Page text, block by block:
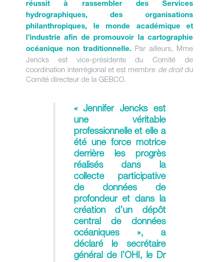
réussit à
rassembler des Services
hydrographiques, des organisations
philanthropiques, le monde académique et
l’industrie afin de promouvoir la cartographie
océanique non traditionnelle. Par ailleurs, Mme
Jencks est vice-présidente du Comité de
coordination interrégional et est membre de droitdu
Comité directeur de la GEBCO.
« Jennifer Jencks est
une véritable
professionnelle et elle a
été une force motrice
derrière les progrès
réalisés dans la
collecte participative
de données de
profondeur et dans la
création d’un dépôt
central de données
océaniques », a
déclaré le secrétaire
général de l’OHI, le Dr